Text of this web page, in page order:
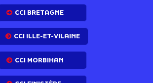
CCI BRETAGNE
CCI ILLE-ET-VILAINE
CCI MORBIHAN